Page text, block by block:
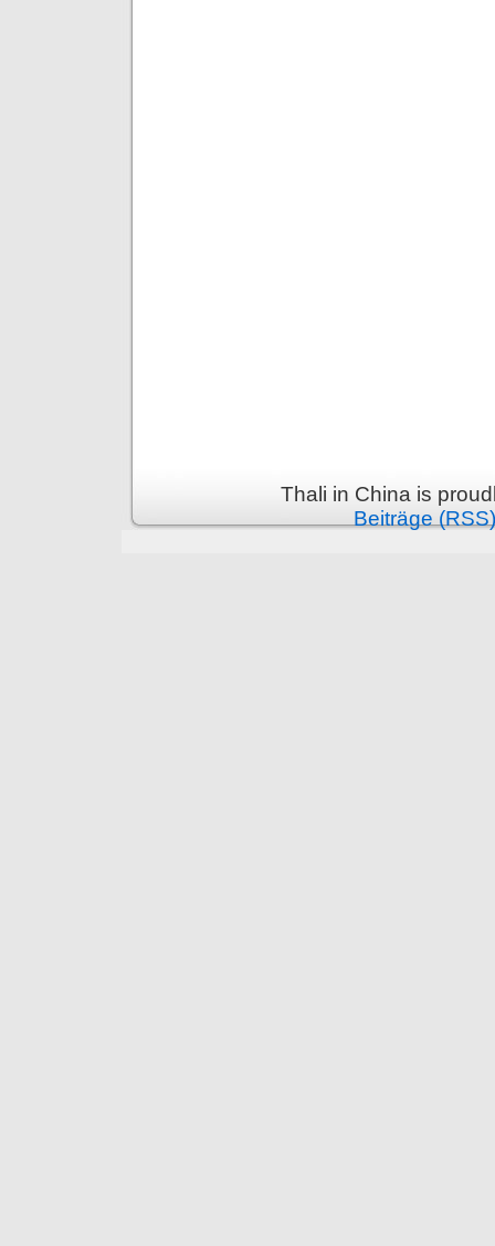
Thali in China is
Beiträge (RSS)